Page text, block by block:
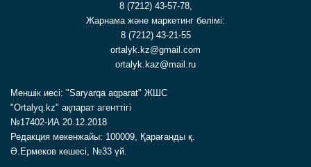
8 (7212) 43-57-78,
Жарнама және маркетинг бөлімі:
8 (7212) 43-21-55
ortalyk.kz@gmail.com
ortalyk.kaz@mail.ru
Меншік иесі: "Saryarqa aqparat" ЖШС
"Ortalyq.kz" ақпарат агенттігі
№17402-ИА 20.12.2018
Редакция мекенжайы: 100009, Қарағанды қ.
Ә.Ермеков көшесі, №33 үй.